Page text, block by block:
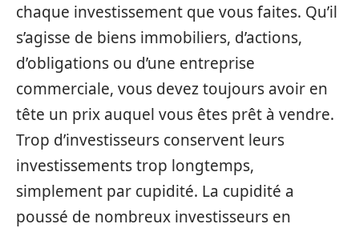
chaque investissement que vous faites. Qu’il
s’agisse de biens immobiliers, d’actions,
d’obligations ou d’une entreprise
commerciale, vous devez toujours avoir en
tête un prix auquel vous êtes prêt à vendre.
Trop d’investisseurs conservent leurs
investissements trop longtemps,
simplement par cupidité. La cupidité a
poussé de nombreux investisseurs en